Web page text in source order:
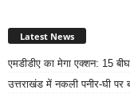
Latest News
एमडीडीए का मेगा एक्शन: 15
उत्तराखंड में नकली पनीर-घी पर